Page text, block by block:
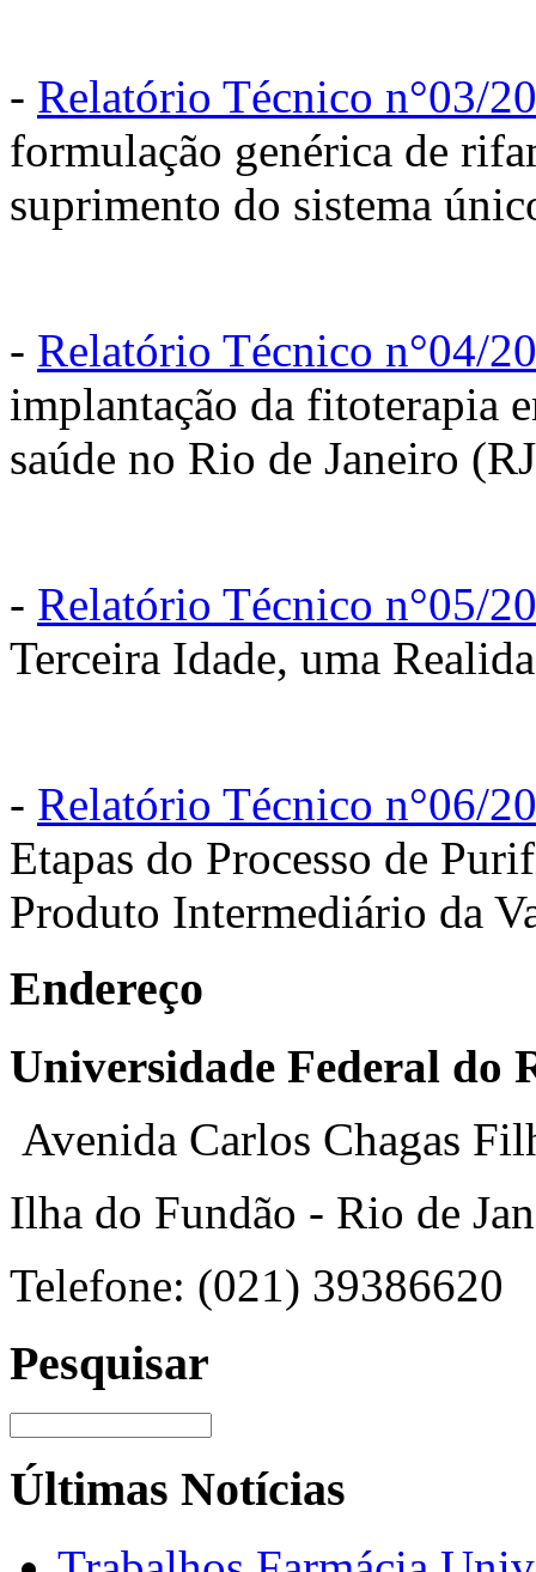
- Relatório Técnico n°03/
formulação genérica de
suprimento do sistema
- Relatório Técnico n°04/
implantação da fitoterapia
saúde no Rio de Janeiro
- Relatório Técnico n°05/
Terceira Idade, uma
- Relatório Técnico n°06/
Etapas do Processo de
Produto Intermediário da
Endereço
Universidade Federal do
Avenida Carlos Chagas
Ilha do Fundão - Rio de
Telefone: (021) 39386620
Pesquisar
Últimas Notícias